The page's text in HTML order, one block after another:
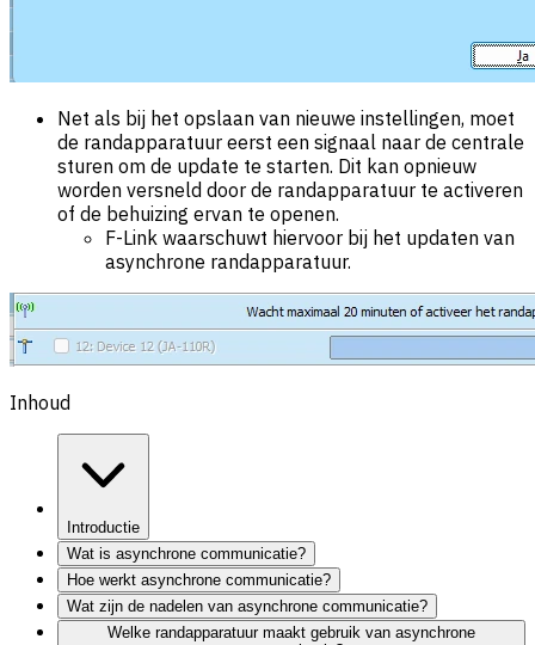
Net als bij het opslaan van nieuwe instellingen, moet
de randapparatuur eerst een signaal naar de centrale
sturen om de update te starten. Dit kan opnieuw
worden versneld door de randapparatuur te activeren
of de behuizing ervan te openen.
F-Link waarschuwt hiervoor bij het updaten van
asynchrone randapparatuur.
Inhoud
Introductie
Wat is asynchrone communicatie?
Hoe werkt asynchrone communicatie?
Wat zijn de nadelen van asynchrone communicatie?
Welke randapparatuur maakt gebruik van asynchrone